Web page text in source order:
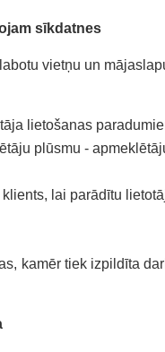
sīkdatnes
vietņu un
lietošanas
plūsmu -
lai parādītu
kamēr tiek izpildīta